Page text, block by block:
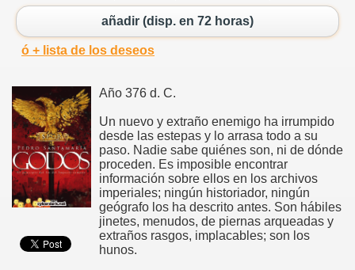
añadir (disp. en 72 horas)
ó + lista de los deseos
Año 376 d. C.
Un nuevo y extraño enemigo ha irrumpido
desde las estepas y lo arrasa todo a su
paso. Nadie sabe quiénes son, ni de dónde
proceden. Es imposible encontrar
información sobre ellos en los archivos
imperiales; ningún historiador, ningún
geógrafo los ha descrito antes. Son hábiles
jinetes, menudos, de piernas arqueadas y
extraños rasgos, implacables; son los
hunos.